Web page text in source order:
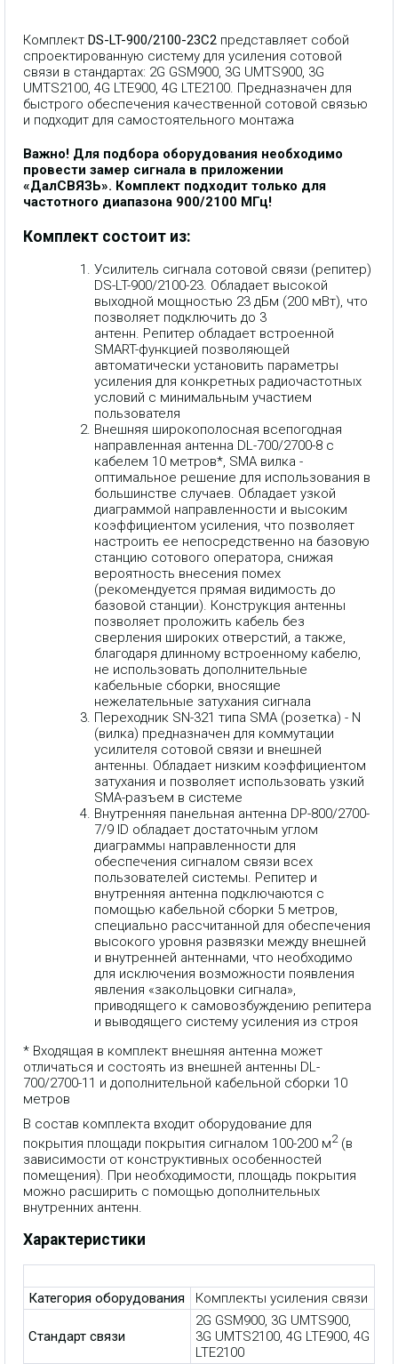
Комплект DS-LT-900/2100-23C2 представляет собой
спроектированную систему для усиления сотовой
связи в стандартах: 2G GSM900, 3G UMTS900, 3G
UMTS2100, 4G LTE900, 4G LTE2100. Предназначен для
быстрого обеспечения качественной сотовой связью
и подходит для самостоятельного монтажа
Важно! Для подбора оборудования необходимо
провести замер сигнала в приложении
«ДалСВЯЗЬ». Комплект подходит только для
частотного диапазона 900/2100 МГц!
Комплект состоит из:
Усилитель сигнала сотовой связи (репитер)
DS-LT-900/2100-23. Обладает высокой
выходной мощностью 23 дБм (200 мВт), что
позволяет подключить до 3
антенн. Репитер обладает встроенной
SMART-функцией позволяющей
автоматически установить параметры
усиления для конкретных радиочастотных
условий с минимальным участием
пользователя
Внешняя широкополосная всепогодная
направленная антенна DL-700/2700-8 с
кабелем 10 метров*, SMA вилка -
оптимальное решение для использования в
большинстве случаев. Обладает узкой
диаграммой направленности и высоким
коэффициентом усиления, что позволяет
настроить ее непосредственно на базовую
станцию сотового оператора, снижая
вероятность внесения помех
(рекомендуется прямая видимость до
базовой станции). Конструкция антенны
позволяет проложить кабель без
сверления широких отверстий, а также,
благодаря длинному встроенному кабелю,
не использовать дополнительные
кабельные сборки, вносящие
нежелательные затухания сигнала
Переходник SN-321 типа SMA (розетка) - N
(вилка) предназначен для коммутации
усилителя сотовой связи и внешней
антенны. Обладает низким коэффициентом
затухания и позволяет использовать узкий
SMA-разъем в системе
Внутренняя панельная антенна DP-800/2700-
7/9 ID обладает достаточным углом
диаграммы направленности для
обеспечения сигналом связи всех
пользователей системы. Репитер и
внутренняя антенна подключаются с
помощью кабельной сборки 5 метров,
специально рассчитанной для обеспечения
высокого уровня развязки между внешней
и внутренней антеннами, что необходимо
для исключения возможности появления
явления «закольцовки сигнала»,
приводящего к самовозбуждению репитера
и выводящего систему усиления из строя
* Входящая в комплект внешняя антенна может
отличаться и состоять из внешней антенны DL-
700/2700-11 и дополнительной кабельной сборки 10
метров
В состав комплекта входит оборудование для
покрытия площади покрытия сигналом 100-200 м2 (в
зависимости от конструктивных особенностей
помещения). При необходимости, площадь покрытия
можно расширить с помощью дополнительных
внутренних антенн.
Характеристики
Категория оборудования Комплекты усиления связи
Стандарт связи
2G GSM900, 3G UMTS900,
3G UMTS2100, 4G LTE900, 4G
LTE2100